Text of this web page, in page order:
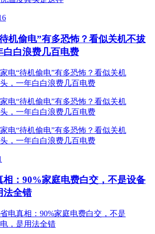
机偷电”有多恐怖？看似关机不拔
白白浪费几百电费
相：90%家庭电费白交，不是设备
法全错